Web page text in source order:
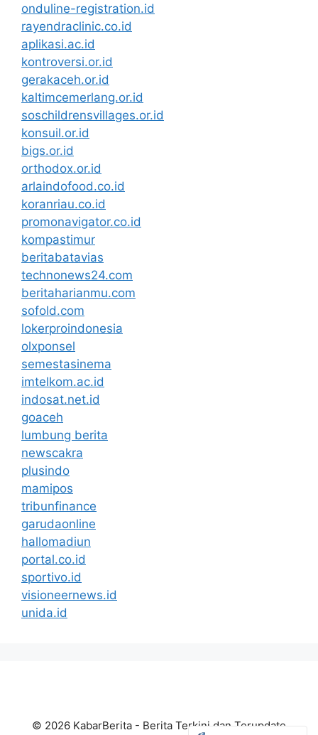
onduline-registration.id
rayendraclinic.co.id
aplikasi.ac.id
kontroversi.or.id
gerakaceh.or.id
kaltimcemerlang.or.id
soschildrensvillages.or.id
konsuil.or.id
bigs.or.id
orthodox.or.id
arlaindofood.co.id
koranriau.co.id
promonavigator.co.id
kompastimur
beritabatavias
technonews24.com
beritaharianmu.com
sofold.com
lokerproindonesia
olxponsel
semestasinema
imtelkom.ac.id
indosat.net.id
goaceh
lumbung berita
newscakra
plusindo
mamipos
tribunfinance
garudaonline
hallomadiun
portal.co.id
sportivo.id
visioneernews.id
unida.id
© 2026 KabarBerita - Berita Terkini dan Terupdate